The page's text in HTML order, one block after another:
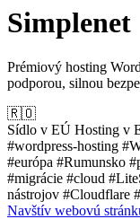
Simplenet
Prémiový hosting
podporou, silnou
🇷🇴
Sídlo v EÚ Hosting v
#wordpress-hosting
#európa #Rumunsko
#migrácie #cloud
nástrojov #Cloudflare
Navštív webovú